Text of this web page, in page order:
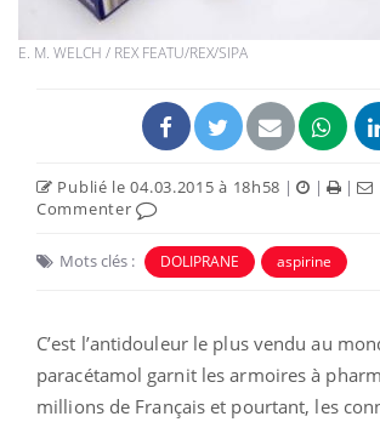
E. M. WELCH / REX FEATU/REX/SIPA
Publié le 04.03.2015 à 18h58 | | |
Commenter
Mots clés : DOLIPRANE aspirine
C’est l’antidouleur le plus vendu au
paracétamol garnit les armoires à
millions de Français et pourtant, les